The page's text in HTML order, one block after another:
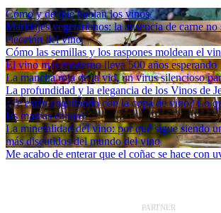
Cómo y de qué hablan los vinos
Maridajes vegetarianos: la ausencia de carne
elección del vino
Cómo las semillas y los raspones moldean el
El vino más moderno lleva 500 años esperando
La mancha roja de la vid, un virus silencioso
La profundidad y la elegancia de los Vinos de
¿Te están engañando con la copa de vino? Lo
las marcas callan)
La mineralidad del vino: por qué sigue siendo
más discutidos del mundo del vino
Me acabo de enterar que el coñac se hace con
PARTNER